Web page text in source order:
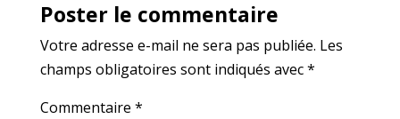
Poster le commentaire
Votre adresse e-mail ne sera pas publiée. Les
champs obligatoires sont indiqués avec*
Commentaire *